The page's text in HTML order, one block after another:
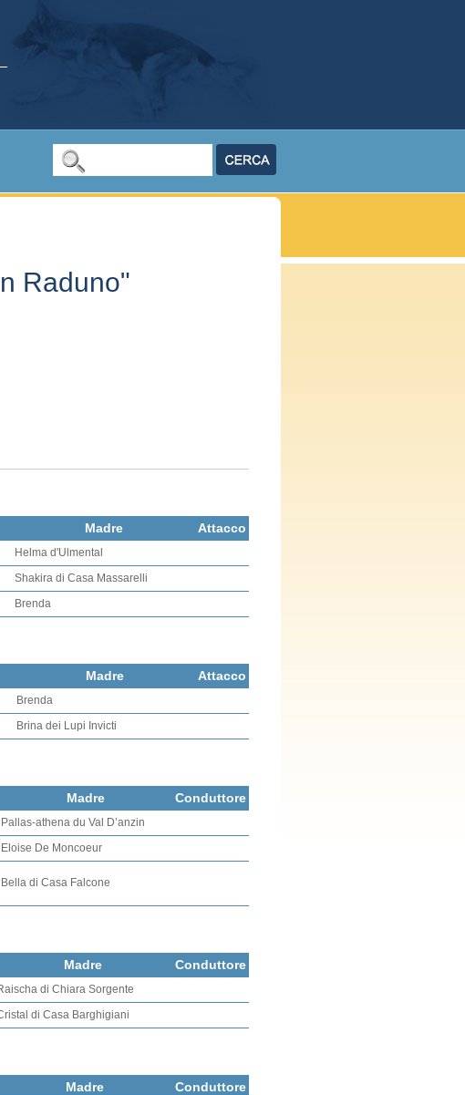
Raduno"
Madre Attacco
Helma d'Ulmental
Shakira di Casa Massarelli
Brenda
Madre Attacco
Brenda
Brina dei Lupi Invicti
Madre Conduttore
Pallas-athena du Val D’anzin
Eloise De Moncoeur
Bella di Casa Falcone
Madre Conduttore
di Chiara Sorgente
di Casa Barghigiani
Madre Conduttore